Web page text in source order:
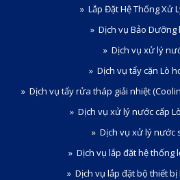
Lắp Đặt Hệ Thống Xử
Dịch vụ Bảo Dưỡng
Dịch vụ xử lý
Dịch vụ tẩy cặn Lò
Dịch vụ tẩy rửa tháp giải nhiệt
Dịch vụ xử lý nước cấp
Dịch vụ xử lý nước
Dịch vụ lắp đặt hệ thống
Dịch vụ lắp đặt bộ thiết